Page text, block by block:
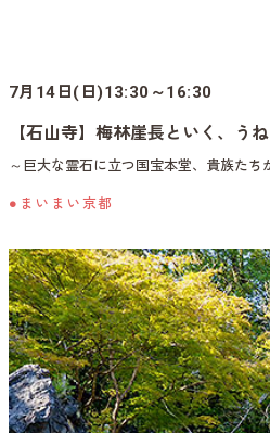
7月14日(日)13:30～16:30
【石山寺】梅林崖長といく、う
～巨大な霊石に立つ国宝本堂、貴族たち
●まいまい京都